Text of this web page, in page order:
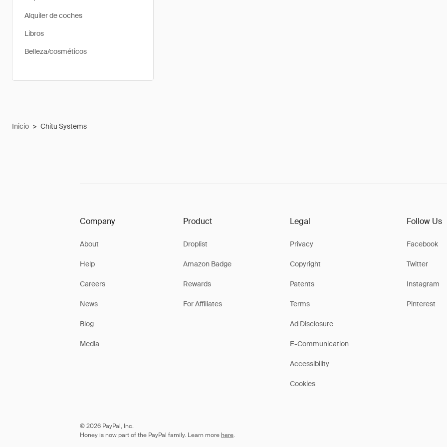
Alquiler de coches
Libros
Belleza/cosméticos
Inicio > Chitu Systems
Company
About
Help
Careers
News
Blog
Media
Product
Droplist
Amazon Badge
Rewards
For Affiliates
Legal
Privacy
Copyright
Patents
Terms
Ad Disclosure
E-Communication
Accessibility
Cookies
Follow Us
Facebook
Twitter
Instagram
Pinterest
© 2026 PayPal, Inc.
Honey is now part of the PayPal family. Learn more here.